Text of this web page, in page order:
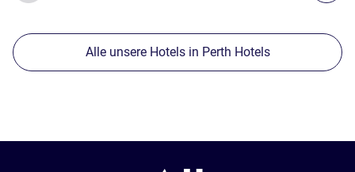
Alle unsere Hotels in Perth Hotels